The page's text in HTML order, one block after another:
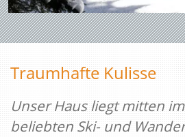
Traumhafte Kulisse
Unser Haus liegt mitten
beliebten Ski- und